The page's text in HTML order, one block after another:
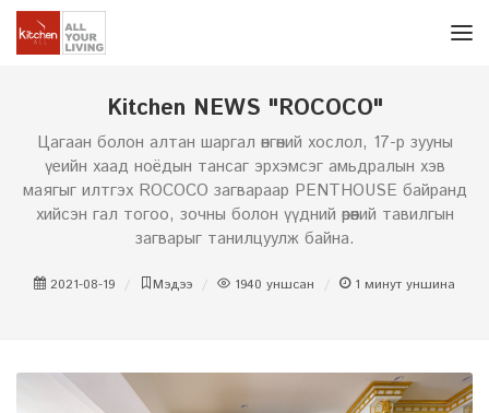
Kitchen NEWS "ROCOCO"
Цагаан болон алтан шаргал өнгөний хослол, 17-р зууны
үеийн хаад ноёдын тансаг эрхэмсэг амьдралын хэв
маягыг илтгэх ROCOCO загвараар PENTHOUSE байранд
хийсэн гал тогоо, зочны болон үүдний өрөөний тавилгын
загварыг танилцуулж байна.
2021-08-19 Мэдээ 1940 уншсан 1 минут уншина